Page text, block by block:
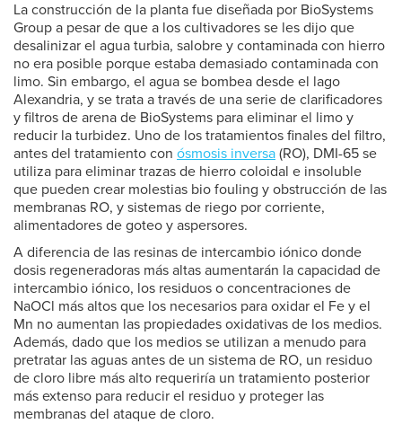
La construcción de la planta fue diseñada por BioSystems
Group a pesar de que a los cultivadores se les dijo que
desalinizar el agua turbia, salobre y contaminada con hierro
no era posible porque estaba demasiado contaminada con
limo. Sin embargo, el agua se bombea desde el lago
Alexandria, y se trata a través de una serie de clarificadores
y filtros de arena de BioSystems para eliminar el limo y
reducir la turbidez. Uno de los tratamientos finales del filtro,
antes del tratamiento con ósmosis inversa (RO), DMI-65 se
utiliza para eliminar trazas de hierro coloidal e insoluble
que pueden crear molestias bio fouling y obstrucción de las
membranas RO, y sistemas de riego por corriente,
alimentadores de goteo y aspersores.
A diferencia de las resinas de intercambio iónico donde
dosis regeneradoras más altas aumentarán la capacidad de
intercambio iónico, los residuos o concentraciones de
NaOCl más altos que los necesarios para oxidar el Fe y el
Mn no aumentan las propiedades oxidativas de los medios.
Además, dado que los medios se utilizan a menudo para
pretratar las aguas antes de un sistema de RO, un residuo
de cloro libre más alto requeriría un tratamiento posterior
más extenso para reducir el residuo y proteger las
membranas del ataque de cloro.